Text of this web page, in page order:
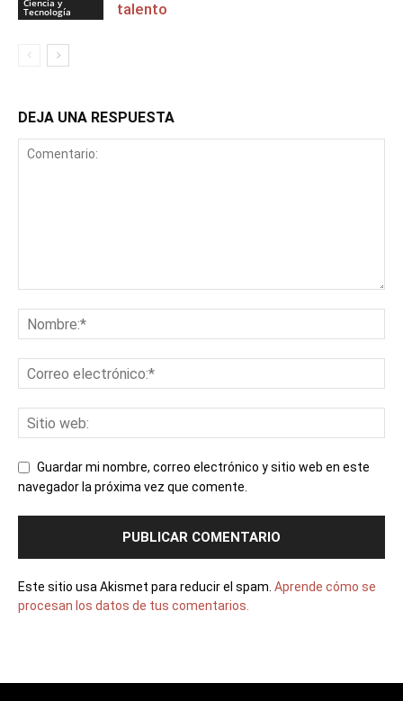
Tecnología
talento
DEJA UNA RESPUESTA
Guardar mi nombre, correo electrónico y sitio web en este
navegador la próxima vez que comente.
Este sitio usa Akismet para reducir el spam. Aprende cómo se
procesan los datos de tus comentarios.